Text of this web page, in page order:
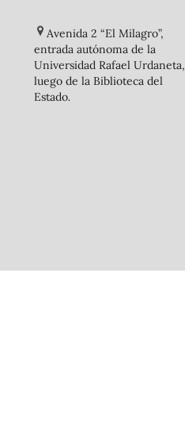
Avenida 2 “El Milagro”,
entrada autónoma de la
Universidad Rafael Urdaneta,
luego de la Biblioteca del
Estado.